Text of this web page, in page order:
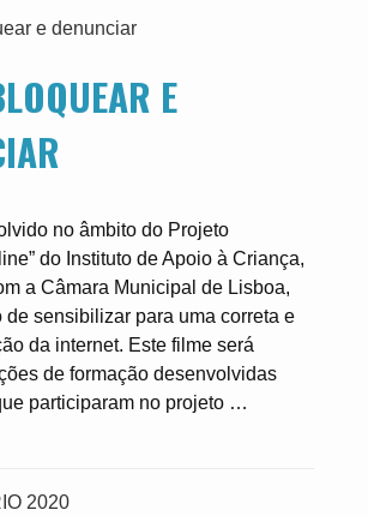
E
no âmbito do Projeto
do Instituto de Apoio à Criança,
a Câmara Municipal de Lisboa,
de sensibilizar para uma correta e
da internet. Este filme será
de formação desenvolvidas
participaram no projeto …